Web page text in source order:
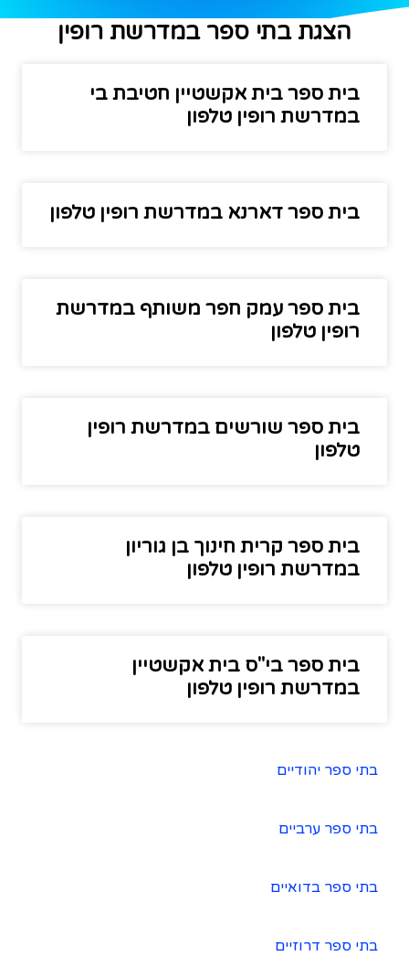
הצגת בתי ספר במדרשת רופין
בית ספר בית אקשטיין חטיבת בי
במדרשת רופין טלפון
בית ספר דארנא במדרשת רופין טלפון
בית ספר עמק חפר משותף במדרשת
רופין טלפון
בית ספר שורשים במדרשת רופין
טלפון
בית ספר קרית חינוך בן גוריון
במדרשת רופין טלפון
בית ספר בי"ס בית אקשטיין
במדרשת רופין טלפון
בתי ספר יהודיים
בתי ספר ערביים
בתי ספר בדואיים
בתי ספר דרוזיים